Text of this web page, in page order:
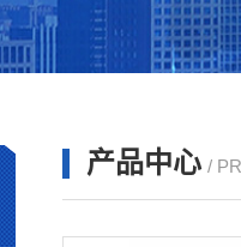
产品中心 /